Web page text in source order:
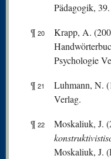
Pädagogik,
¶ 20
Krapp, A.
Psychologie
¶ 21 Luhmann, N.
Verlag.
¶ 22 Moskaliuk, J.
Moskaliuk, J.